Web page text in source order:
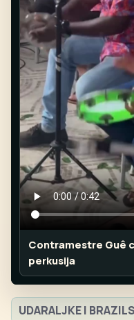
Contramestre Guê
perkusija
UDARALJKE I